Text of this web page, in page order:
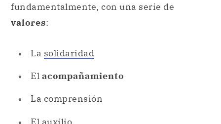
fundamentalmente, con una serie de
valores:
La solidaridad
El acompañamiento
La comprensión
El auxilio